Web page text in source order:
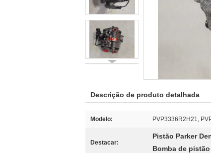
Descrição de produto detalhada
Modelo: PVP3336R2H21,
Destacar:
Pistão Parker
Bomba de